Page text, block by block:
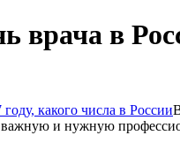
врача в
и нужную